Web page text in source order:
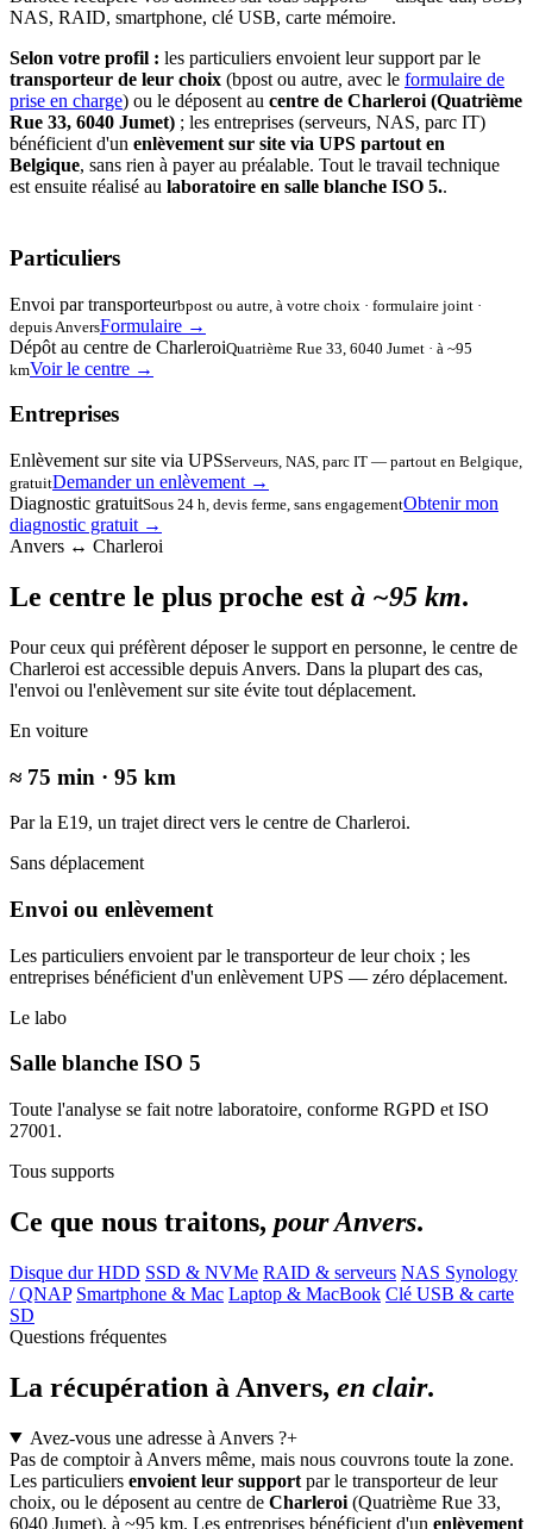
NAS, RAID, smartphone, clé USB, carte mémoire.
Selon votre profil : les particuliers envoient leur support par le
transporteur de leur choix (bpost ou autre, avec le formulaire de
prise en charge) ou le déposent au centre de Charleroi (Quatrième
Rue 33, 6040 Jumet) ; les entreprises (serveurs, NAS, parc IT)
bénéficient d'un enlèvement sur site via UPS partout en
Belgique, sans rien à payer au préalable. Tout le travail technique
est ensuite réalisé au laboratoire en salle blanche ISO 5..
Particuliers
Envoi par transporteurbpost ou autre, à votre choix · formulaire joint ·
depuis AnversFormulaire →
Dépôt au centre de CharleroiQuatrième Rue 33, 6040 Jumet · à ~95
kmVoir le centre →
Entreprises
Enlèvement sur site via UPSServeurs, NAS, parc IT — partout en Belgique,
gratuitDemander un enlèvement →
Diagnostic gratuitSous 24 h, devis ferme, sans engagementObtenir mon
diagnostic gratuit →
Anvers ↔ Charleroi
Le centre le plus proche est à ~95 km.
Pour ceux qui préfèrent déposer le support en personne, le centre de
Charleroi est accessible depuis Anvers. Dans la plupart des cas,
l'envoi ou l'enlèvement sur site évite tout déplacement.
En voiture
≈ 75 min · 95 km
Par la E19, un trajet direct vers le centre de Charleroi.
Sans déplacement
Envoi ou enlèvement
Les particuliers envoient par le transporteur de leur choix ; les
entreprises bénéficient d'un enlèvement UPS — zéro déplacement.
Le labo
Salle blanche ISO 5
Toute l'analyse se fait notre laboratoire, conforme RGPD et ISO
27001.
Tous supports
Ce que nous traitons, pour Anvers.
Disque dur HDD SSD & NVMe RAID & serveurs NAS Synology
/ QNAP Smartphone & Mac Laptop & MacBook Clé USB & carte
SD
Questions fréquentes
La récupération à Anvers, en clair.
Avez-vous une adresse à Anvers ?+
Pas de comptoir à Anvers même, mais nous couvrons toute la zone.
Les particuliers envoient leur support par le transporteur de leur
choix, ou le déposent au centre de Charleroi (Quatrième Rue 33,
6040 Jumet), à ~95 km. Les entreprises bénéficient d'un enlèvement